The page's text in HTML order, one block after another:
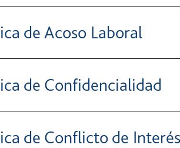
de Acoso Laboral
de Confidencialidad
de Conflicto de Interés